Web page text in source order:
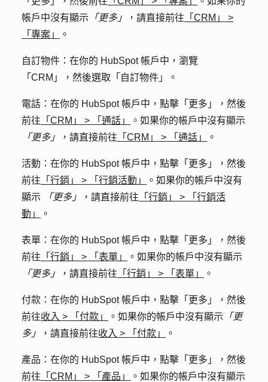
帳戶中沒有顯示 「更多」 ，請直接前往 「CRM」
>
「專案」
。
自訂物件 ：在你的 HubSpot 帳戶中，瀏覽
「CRM」，然後選取「自訂物件」。
電話 ：在你的 HubSpot 帳戶中，點擊 「更多」
，然後
前往 「CRM」 > 「通話」
。如果你的帳戶中沒有顯示
「更多」
，請直接前往 「CRM」 > 「通話」 。
活動 ：在你的 HubSpot 帳戶中，點擊 「更多」
，然後
前往 「行銷」 > 「行銷活動」
。如果你的帳戶中沒有
顯示
「更多」 ，請直接前往 「行銷」 >
「行銷活
動」
。
表單 ：在你的 HubSpot 帳戶中，點擊 「更多」
，然後
前往 「行銷」 > 「表單」
。如果你的帳戶中沒有顯示
「更多」
，請直接前往 「行銷」 > 「表單」 。
付款 ：在你的 HubSpot 帳戶中，點擊 「更多」
，然後
前往收入 > 「付款」 。如果你的帳戶中沒有顯示 「更
多」
，請直接前往收入 > 「付款」 。
產品 ：在你的 HubSpot 帳戶中，點擊 「更多」
，然後
前往 「CRM」 > 「產品」
。如果你的帳戶中沒有顯示